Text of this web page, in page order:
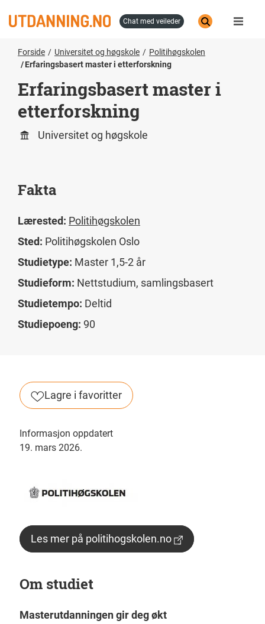
til
chat med veileder
Forside Universitet og høgskole
Politihøgskolen
Erfaringsbasert master i etterforskning
Erfaringsbasert master i
etterforskning
Universitet og høgskole
Fakta
Lærested: Politihøgskolen
Sted: Politihøgskolen Oslo
Studietype: Master 1,5-2 år
Studieform: Nettstudium, samlingsbasert
Studietempo: Deltid
Studiepoeng: 90
Lagre i favoritter
Informasjon oppdatert
19. mars 2026.
Les mer på politihogskolen.no
Om studiet
Masterutdanningen gir deg økt